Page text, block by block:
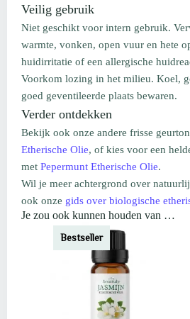
Veilig gebruik
Niet geschikt voor intern gebruik.
warmte, vonken, open vuur en hete
huidirritatie of een allergische
Voorkom lozing in het milieu. Koel,
goed geventileerde plaats bewaren.
Verder ontdekken
Bekijk ook onze andere frisse
Etherische Olie, of kies voor een
met Pepermunt Etherische Olie.
Wil je meer achtergrond over
ook onze gids over biologische
Je zou ook kunnen houden van …
Bestseller